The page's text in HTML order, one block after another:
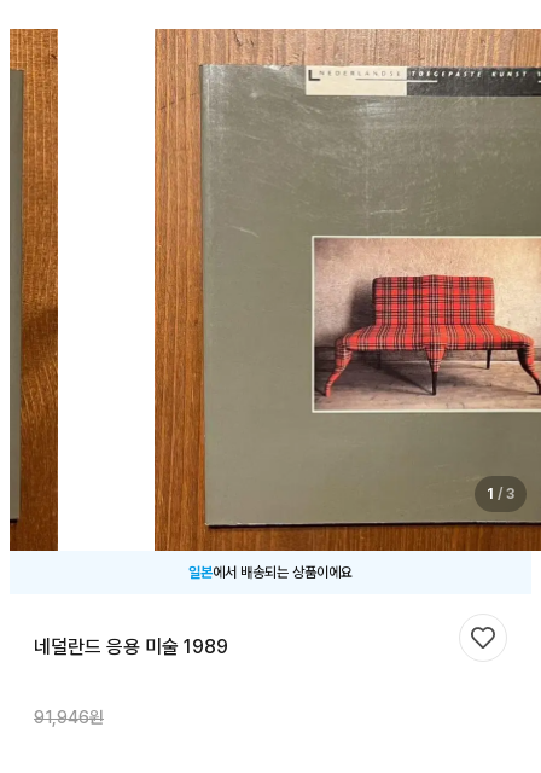
1 / 3
일본에서 배송되는 상품이에요
네덜란드 응용 미술 1989
91,946원
찜하기